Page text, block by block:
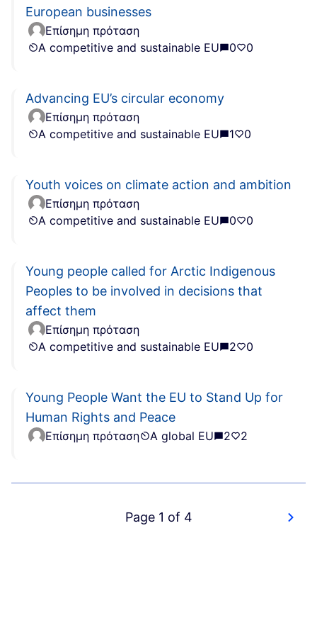
European businesses
Επίσημη πρόταση
A competitive and sustainable EU
0 0
Advancing EU’s circular economy
Επίσημη πρόταση
A competitive and sustainable EU
1 0
Youth voices on climate action and ambition
Επίσημη πρόταση
A competitive and sustainable EU
0 0
Young people called for Arctic Indigenous
Peoples to be involved in decisions that
affect them
Επίσημη πρόταση
A competitive and sustainable EU
2 0
Young People Want the EU to Stand Up for
Human Rights and Peace
Επίσημη πρόταση A global EU 2 2
Page 1 of 4